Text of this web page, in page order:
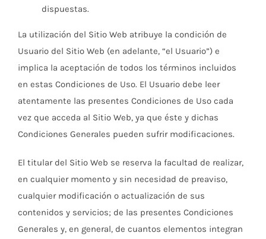
dispuestas.
La utilización del Sitio Web atribuye la condición de
Usuario del Sitio Web (en adelante, “el Usuario”) e
implica la aceptación de todos los términos incluidos
en estas Condiciones de Uso. El Usuario debe leer
atentamente las presentes Condiciones de Uso cada
vez que acceda al Sitio Web, ya que éste y dichas
Condiciones Generales pueden sufrir modificaciones.
El titular del Sitio Web se reserva la facultad de realizar,
en cualquier momento y sin necesidad de preaviso,
cualquier modificación o actualización de sus
contenidos y servicios; de las presentes Condiciones
Generales y, en general, de cuantos elementos integran